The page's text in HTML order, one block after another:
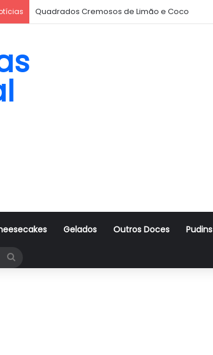
Quadrados Cremosos de Limão e Coco
Gelados Outros Doces Pudins